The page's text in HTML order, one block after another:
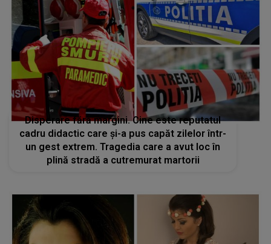
Disperare fără margini. Cine este reputatul
cadru didactic care și-a pus capăt zilelor într-
un gest extrem. Tragedia care a avut loc în
plină stradă a cutremurat martorii